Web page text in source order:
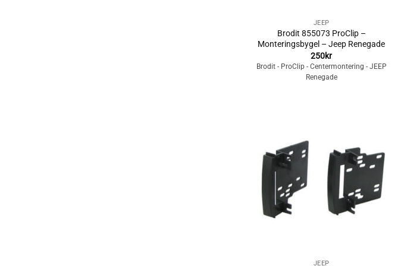
JEEP
Brodit 855073 ProClip –
Monteringsbygel – Jeep Renegade
250kr
Brodit - ProClip - Centermontering - JEEP
Renegade
önskelistan
JEEP